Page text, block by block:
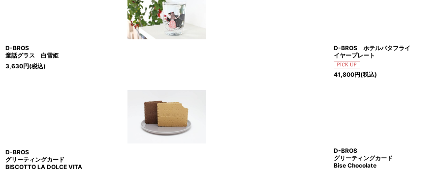
D-BROS
童話グラス 白雪姫
3,630円(税込)
D-BROS ホテルバタフライ
イヤープレート
41,800円(税込)
D-BROS
グリーティングカード
BISCOTTO LA DOLCE VITA
D-BROS
グリーティングカード
Bise Chocolate